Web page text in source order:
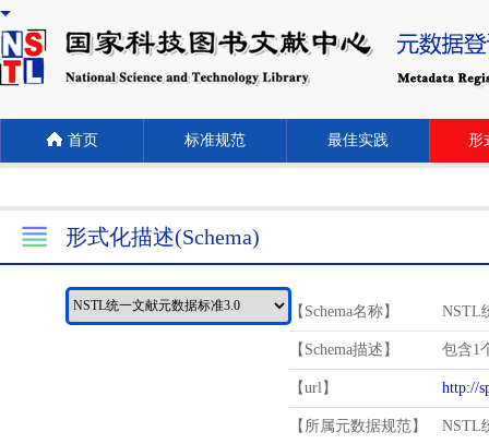
首页 标准规范 最佳实践 形
形式化描述(Schema)
【Schema名称】 NSTL
【Schema描述】 包含1
【url】 http://
【所属元数据规范】 NSTL